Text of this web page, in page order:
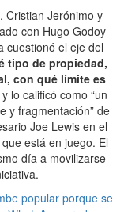
Cristian Jerónimo y
con Hugo Godoy
cuestionó el eje del
tipo de propiedad,
con qué límite es
lo calificó como “un
y fragmentación” de
Joe Lewis en el
está en juego. El
día a movilizarse
popular porque se